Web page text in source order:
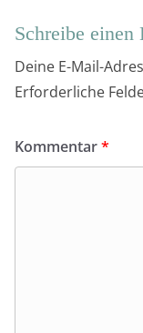
Schreibe einen
Deine E-Mail-
Erforderliche
Kommentar*